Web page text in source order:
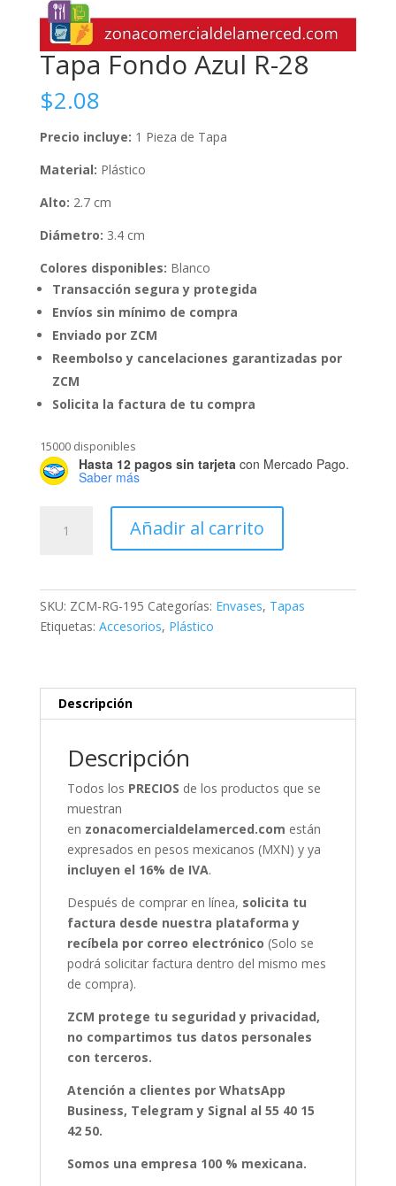
Tapa Fondo Azul R-28
$2.08
Precio incluye: 1 Pieza de Tapa
Material: Plástico
Alto: 2.7 cm
Diámetro: 3.4 cm
Colores disponibles: Blanco
Transacción segura y protegida
Envíos sin mínimo de compra
Enviado por ZCM
Reembolso y cancelaciones garantizadas por
ZCM
Solicita la factura de tu compra
15000 disponibles
Hasta 12 pagos sin tarjetacon Mercado Pago.
Saber más
Fondo
Añadir al carrito
SKU: ZCM-RG-195 Categorías: Envases, Tapas
Etiquetas: Accesorios, Plástico
Descripción
Descripción
Todos los PRECIOS de los productos que se
muestran
en zonacomercialdelamerced.com están
expresados en pesos mexicanos (MXN) y ya
incluyen el 16% de IVA.
Después de comprar en línea, solicita tu
factura desde nuestra plataforma y
recíbela por correo electrónico (Solo se
podrá solicitar factura dentro del mismo mes
de compra).
ZCM protege tu seguridad y privacidad,
no compartimos tus datos personales
con terceros.
Atención a clientes por WhatsApp
Business, Telegram y Signal al 55 40 15
42 50.
Somos una empresa 100 % mexicana.